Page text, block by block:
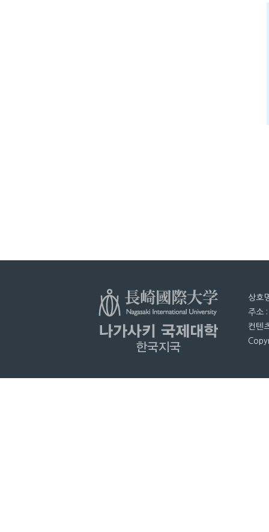
상호
주소
컨텐